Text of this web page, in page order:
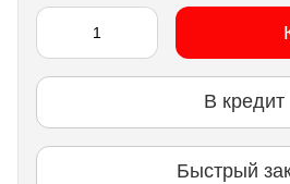
В кредит
Быстрый